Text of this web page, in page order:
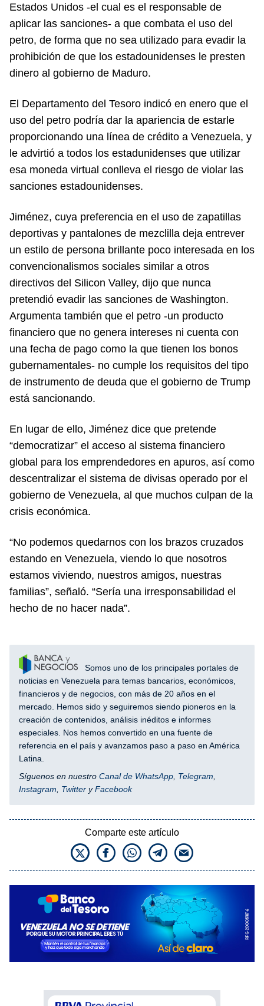
Estados Unidos -el cual es el responsable de
aplicar las sanciones- a que combata el uso del
petro, de forma que no sea utilizado para evadir la
prohibición de que los estadounidenses le presten
dinero al gobierno de Maduro.
El Departamento del Tesoro indicó en enero que el
uso del petro podría dar la apariencia de estarle
proporcionando una línea de crédito a Venezuela, y
le advirtió a todos los estadunidenses que utilizar
esa moneda virtual conlleva el riesgo de violar las
sanciones estadounidenses.
Jiménez, cuya preferencia en el uso de zapatillas
deportivas y pantalones de mezclilla deja entrever
un estilo de persona brillante poco interesada en los
convencionalismos sociales similar a otros
directivos del Silicon Valley, dijo que nunca
pretendió evadir las sanciones de Washington.
Argumenta también que el petro -un producto
financiero que no genera intereses ni cuenta con
una fecha de pago como la que tienen los bonos
gubernamentales- no cumple los requisitos del tipo
de instrumento de deuda que el gobierno de Trump
está sancionando.
En lugar de ello, Jiménez dice que pretende
“democratizar” el acceso al sistema financiero
global para los emprendedores en apuros, así como
descentralizar el sistema de divisas operado por el
gobierno de Venezuela, al que muchos culpan de la
crisis económica.
“No podemos quedarnos con los brazos cruzados
estando en Venezuela, viendo lo que nosotros
estamos viviendo, nuestros amigos, nuestras
familias”, señaló. “Sería una irresponsabilidad el
hecho de no hacer nada”.
Somos uno de los principales portales de
noticias en Venezuela para temas bancarios, económicos,
financieros y de negocios, con más de 20 años en el
mercado. Hemos sido y seguiremos siendo pioneros en la
creación de contenidos, análisis inéditos e informes
especiales. Nos hemos convertido en una fuente de
referencia en el país y avanzamos paso a paso en América
Latina.
Síguenos en nuestro Canal de WhatsApp Telegram
Instagram
Twitter yFacebook
Comparte este artículo